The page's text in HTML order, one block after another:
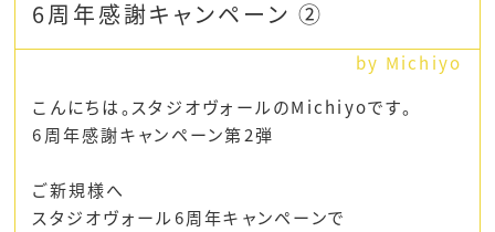
6周年感謝キャンペーン ②
by Michiyo
こんにちは。スタジオヴォールのMichiyoです。
6周年感謝キャンペーン第2弾
ご新規様へ
スタジオヴォール6周年キャンペーンで